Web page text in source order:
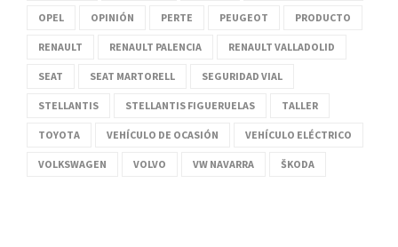
OPEL OPINIÓN PERTE PEUGEOT PRODUCTO
RENAULT RENAULT PALENCIA RENAULT VALLADOLID
SEAT SEAT MARTORELL SEGURIDAD VIAL
STELLANTIS STELLANTIS FIGUERUELAS TALLER
TOYOTA VEHÍCULO DE OCASIÓN VEHÍCULO ELÉCTRICO
VOLKSWAGEN VOLVO VW NAVARRA ŠKODA